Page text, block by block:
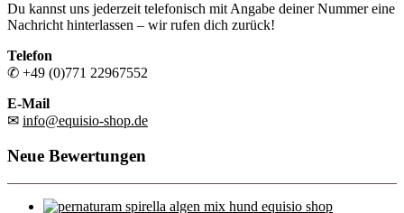
Du kannst uns jederzeit telefonisch mit Angabe deiner Nummer eine
Nachricht hinterlassen – wir rufen dich zurück!
Telefon
✆ +49 (0)771 22967552
E-Mail
✉ info@equisio-shop.de
Neue Bewertungen